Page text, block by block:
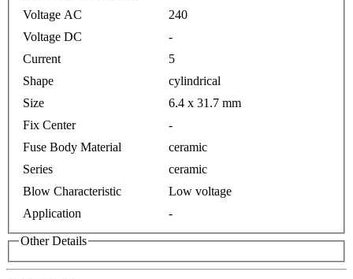
Voltage AC
240
Voltage DC
-
Current
5
Shape
cylindrical
Size
6.4 x 31.7 mm
Fix Center
-
Fuse Body Material
ceramic
Series
ceramic
Blow Characteristic
Low voltage
Application
-
Other Details